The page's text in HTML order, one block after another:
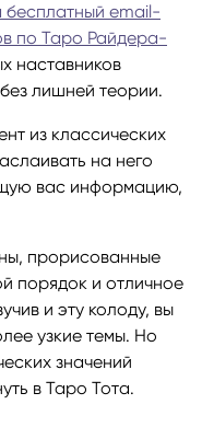
email-
по Таро Райдера-
наставников
лишней теории.
из классических
на него
вас информацию,
прорисованные
порядок и отличное
и эту колоду, вы
узкие темы. Но
значений
в Таро Тота.